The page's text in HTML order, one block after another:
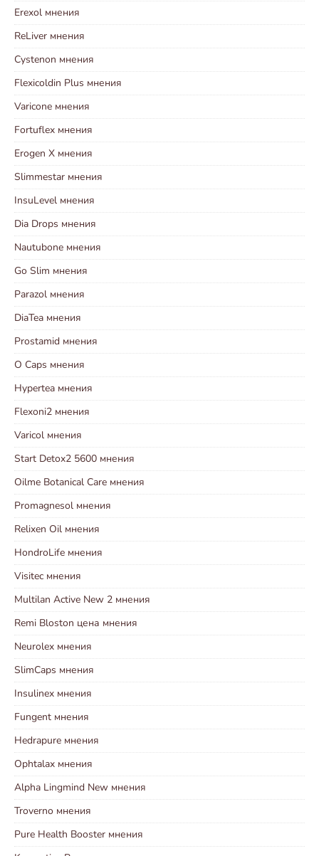
Erexol мнения
ReLiver мнения
Cystenon мнения
Flexicoldin Plus мнения
Varicone мнения
Fortuflex мнения
Erogen X мнения
Slimmestar мнения
InsuLevel мнения
Dia Drops мнения
Nautubone мнения
Go Slim мнения
Parazol мнения
DiaTea мнения
Prostamid мнения
O Caps мнения
Hypertea мнения
Flexoni2 мнения
Varicol мнения
Start Detox2 5600 мнения
Oilme Botanical Care мнения
Promagnesol мнения
Relixen Oil мнения
HondroLife мнения
Visitec мнения
Multilan Active New 2 мнения
Remi Bloston цена мнения
Neurolex мнения
SlimCaps мнения
Insulinex мнения
Fungent мнения
Hedrapure мнения
Ophtalax мнения
Alpha Lingmind New мнения
Troverno мнения
Pure Health Booster мнения